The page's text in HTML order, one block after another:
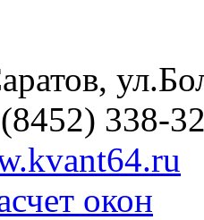
,
(8452) 338-
окон